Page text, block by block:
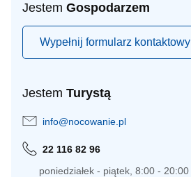
Jestem Gospodarzem
Wypełnij formularz kontaktowy
Jestem Turystą
info@nocowanie.pl
22 116 82 96
poniedziałek - piątek, 8:00 - 20:00